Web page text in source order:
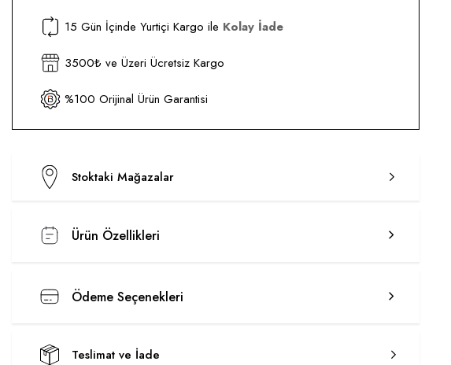
15 Gün İçinde Yurtiçi Kargo ile Kolay İade
3500₺ ve Üzeri Ücretsiz Kargo
%100 Orijinal Ürün Garantisi
Stoktaki Mağazalar
Ürün Özellikleri
Ödeme Seçenekleri
Teslimat ve İade